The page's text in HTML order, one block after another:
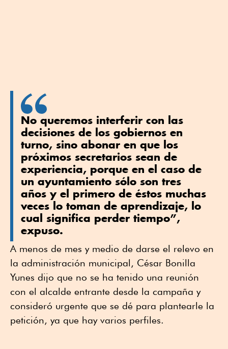
No queremos interferir con las
decisiones de los gobiernos en
turno, sino abonar en que los
próximos secretarios sean de
experiencia, porque en el caso de
un ayuntamiento sólo son tres
años y el primero de éstos muchas
veces lo toman de aprendizaje, lo
cual significa perder tiempo”,
expuso.
A menos de mes y medio de darse el relevo en
la administración municipal, César Bonilla
Yunes dijo que no se ha tenido una reunión
con el alcalde entrante desde la campaña y
consideró urgente que se dé para plantearle la
petición, ya que hay varios perfiles.